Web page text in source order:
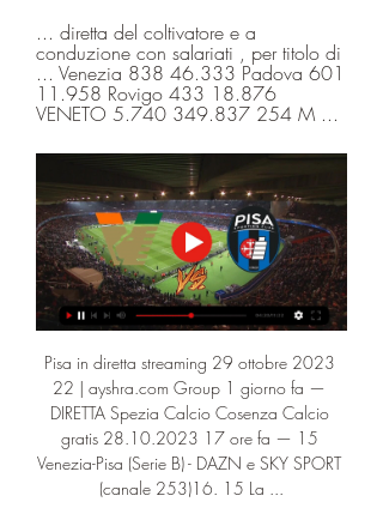
... diretta del coltivatore e a
conduzione con salariati , per titolo di
... Venezia 838 46.333 Padova 601
11.958 Rovigo 433 18.876
VENETO 5.740 349.837 254 M ...
Pisa in diretta streaming 29 ottobre 2023
22 | ayshra.com Group 1 giorno fa —
DIRETTA Spezia Calcio Cosenza Calcio
gratis 28.10.2023 17 ore fa — 15
Venezia-Pisa (Serie B) - DAZN e SKY SPORT
(canale 253)16. 15 La ...